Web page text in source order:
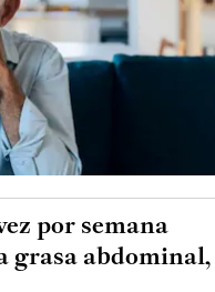
por semana
grasa abdominal,